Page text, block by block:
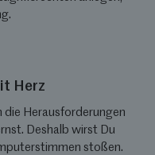
Herz
die Herausforderungen
Deshalb wirst Du
stoßen.